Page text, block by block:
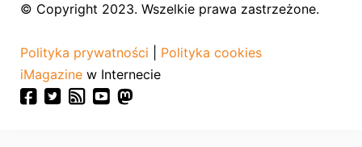
© Copyright 2023. Wszelkie prawa zastrzeżone.
Polityka prywatności
Polityka cookies
iMagazine w Internecie